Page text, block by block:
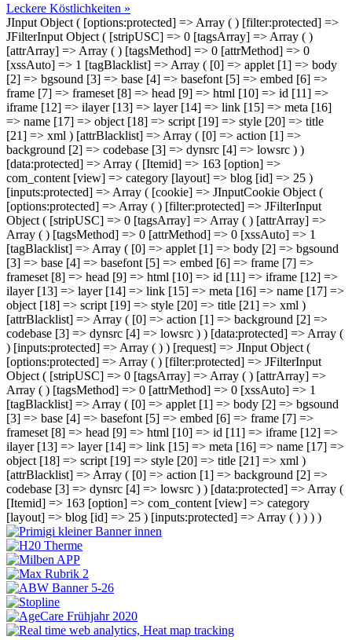
Leckere Köstlichkeiten »
JInput Object ( [options:protected] => Array ( ) [filter:protected] =>
JFilterInput Object ( [stripUSC] => 0 [tagsArray] => Array ( )
[attrArray] => Array ( ) [tagsMethod] => 0 [attrMethod] => 0
[xssAuto] => 1 [tagBlacklist] => Array ( [0] => applet [1] => body
[2] => bgsound [3] => base [4] => basefont [5] => embed [6] =>
frame [7] => frameset [8] => head [9] => html [10] => id [11] =>
iframe [12] => ilayer [13] => layer [14] => link [15] => meta [16]
=> name [17] => object [18] => script [19] => style [20] => title
[21] => xml ) [attrBlacklist] => Array ( [0] => action [1] =>
background [2] => codebase [3] => dynsrc [4] => lowsrc ) )
[data:protected] => Array ( [Itemid] => 163 [option] =>
com_content [view] => category [layout] => blog [id] => 25 )
[inputs:protected] => Array ( [cookie] => JInputCookie Object (
[options:protected] => Array ( ) [filter:protected] => JFilterInput
Object ( [stripUSC] => 0 [tagsArray] => Array ( ) [attrArray] =>
Array ( ) [tagsMethod] => 0 [attrMethod] => 0 [xssAuto] => 1
[tagBlacklist] => Array ( [0] => applet [1] => body [2] => bgsound
[3] => base [4] => basefont [5] => embed [6] => frame [7] =>
frameset [8] => head [9] => html [10] => id [11] => iframe [12] =>
ilayer [13] => layer [14] => link [15] => meta [16] => name [17] =>
object [18] => script [19] => style [20] => title [21] => xml )
[attrBlacklist] => Array ( [0] => action [1] => background [2] =>
codebase [3] => dynsrc [4] => lowsrc ) ) [data:protected] => Array (
) [inputs:protected] => Array ( ) ) [request] => JInput Object (
[options:protected] => Array ( ) [filter:protected] => JFilterInput
Object ( [stripUSC] => 0 [tagsArray] => Array ( ) [attrArray] =>
Array ( ) [tagsMethod] => 0 [attrMethod] => 0 [xssAuto] => 1
[tagBlacklist] => Array ( [0] => applet [1] => body [2] => bgsound
[3] => base [4] => basefont [5] => embed [6] => frame [7] =>
frameset [8] => head [9] => html [10] => id [11] => iframe [12] =>
ilayer [13] => layer [14] => link [15] => meta [16] => name [17] =>
object [18] => script [19] => style [20] => title [21] => xml )
[attrBlacklist] => Array ( [0] => action [1] => background [2] =>
codebase [3] => dynsrc [4] => lowsrc ) ) [data:protected] => Array (
[Itemid] => 163 [option] => com_content [view] => category
[layout] => blog [id] => 25 ) [inputs:protected] => Array ( ) ) ) )